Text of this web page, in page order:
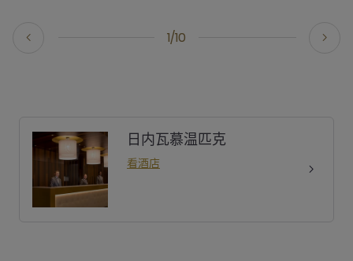
1/10
日内瓦慕温匹克
看酒店